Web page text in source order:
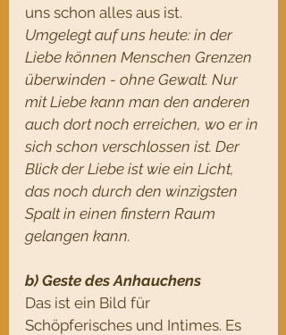
uns schon alles aus ist.
Umgelegt auf uns heute: in der
Liebe können Menschen Grenzen
überwinden - ohne Gewalt. Nur
mit Liebe kann man den anderen
auch dort noch erreichen, wo er in
sich schon verschlossen ist. Der
Blick der Liebe ist wie ein Licht,
das noch durch den winzigsten
Spalt in einen finstern Raum
gelangen kann.
b) Geste des Anhauchens
Das ist ein Bild für
Schöpferisches und Intimes. Es